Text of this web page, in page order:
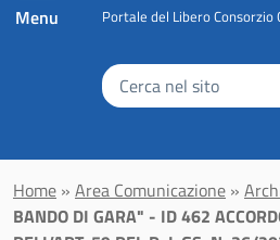
Menu Portale del Libero Consorzio
Inserisci
il
da
cercare
Home » Area Comunicazione »
BANDO DI GARA" - ID 462